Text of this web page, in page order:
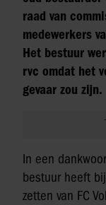
raad van
medewerkers
Het bestuur
rvc omdat het
gevaar zou zijn.
In een
bestuur heeft
zetten van FC